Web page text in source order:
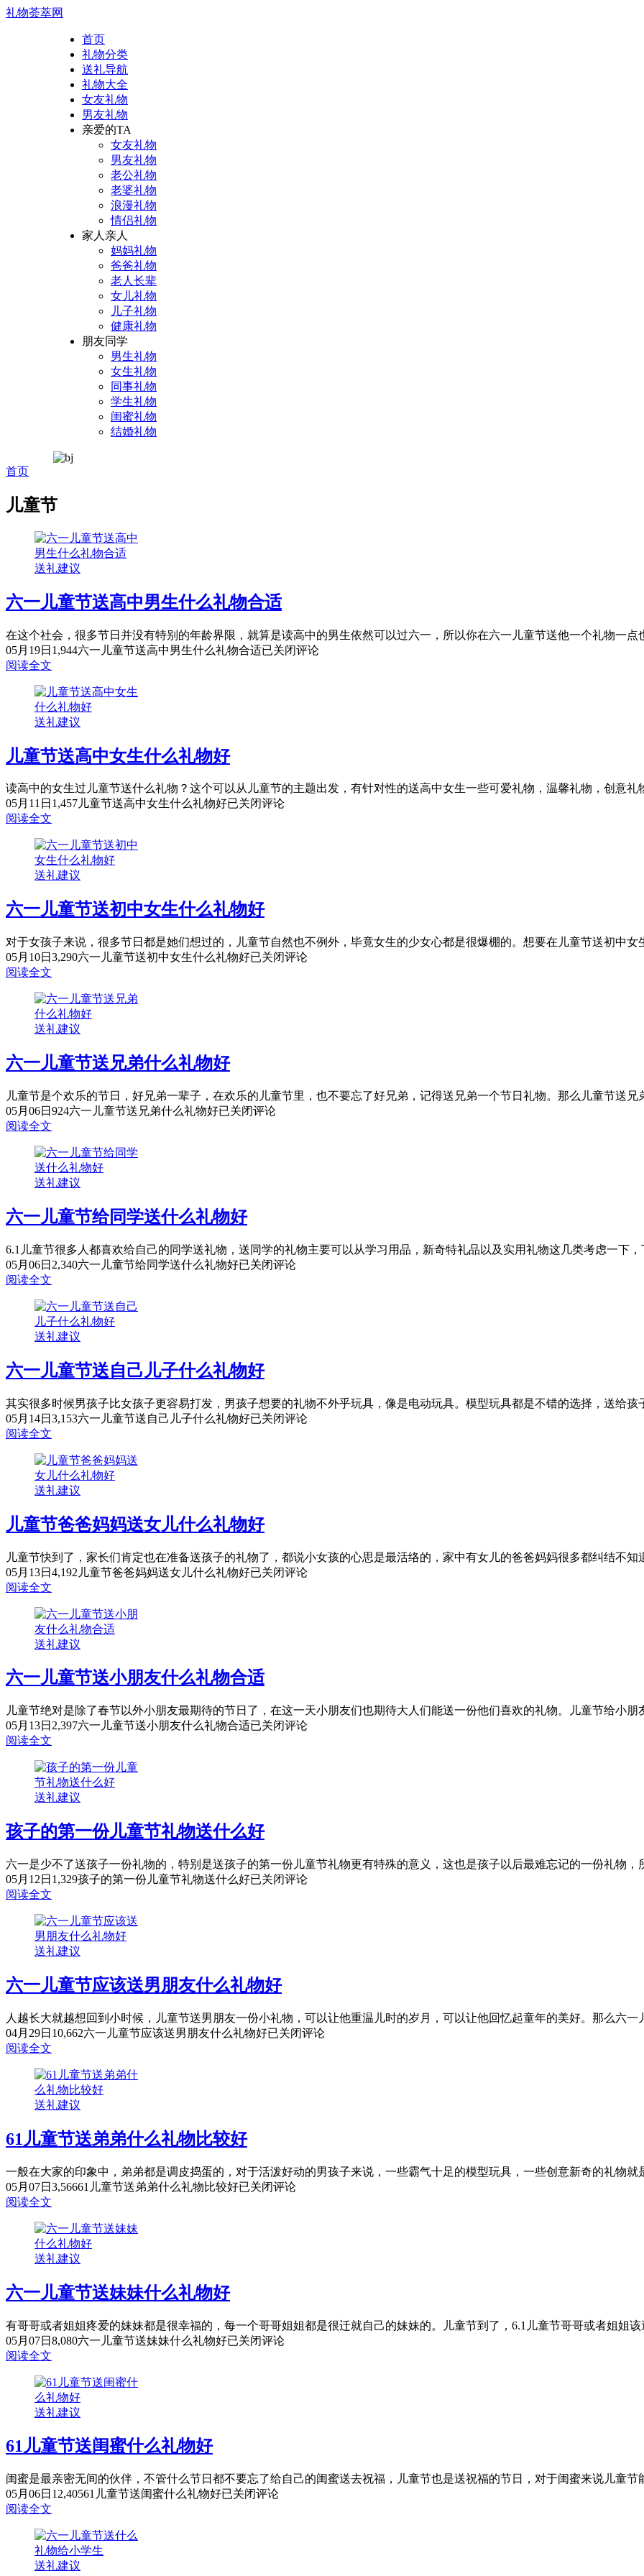
礼物荟萃网
首页
礼物分类
送礼导航
礼物大全
女友礼物
男友礼物
亲爱的TA
女友礼物
男友礼物
老公礼物
老婆礼物
浪漫礼物
情侣礼物
家人亲人
妈妈礼物
爸爸礼物
老人长辈
女儿礼物
儿子礼物
健康礼物
朋友同学
男生礼物
女生礼物
同事礼物
学生礼物
闺蜜礼物
结婚礼物
首页
儿童节
送礼建议
六一儿童节送高中男生什么礼物合适
在这个社会，很多节日并没有特别的年龄界限，就算是读高中的男生依然可以过六一，所以你在六一儿童节送他一个礼物一点
05月19日 1,944六一儿童节送高中男生什么礼物合适已关闭评论
阅读全文
送礼建议
儿童节送高中女生什么礼物好
读高中的女生过儿童节送什么礼物？这个可以从儿童节的主题出发，有针对性的送高中女生一些可爱礼物，温馨礼物，创意礼
05月11日 1,457儿童节送高中女生什么礼物好已关闭评论
阅读全文
送礼建议
六一儿童节送初中女生什么礼物好
对于女孩子来说，很多节日都是她们想过的，儿童节自然也不例外，毕竟女生的少女心都是很爆棚的。想要在儿童节送初中女
05月10日 3,290六一儿童节送初中女生什么礼物好已关闭评论
阅读全文
送礼建议
六一儿童节送兄弟什么礼物好
儿童节是个欢乐的节日，好兄弟一辈子，在欢乐的儿童节里，也不要忘了好兄弟，记得送兄弟一个节日礼物。那么儿童节送兄
05月06日 924六一儿童节送兄弟什么礼物好已关闭评论
阅读全文
送礼建议
六一儿童节给同学送什么礼物好
6.1儿童节很多人都喜欢给自己的同学送礼物，送同学的礼物主要可以从学习用品，新奇特礼品以及实用礼物这几类考虑一下，
05月06日 2,340六一儿童节给同学送什么礼物好已关闭评论
阅读全文
送礼建议
六一儿童节送自己儿子什么礼物好
其实很多时候男孩子比女孩子更容易打发，男孩子想要的礼物不外乎玩具，像是电动玩具。模型玩具都是不错的选择，送给孩
05月14日 3,153六一儿童节送自己儿子什么礼物好已关闭评论
阅读全文
送礼建议
儿童节爸爸妈妈送女儿什么礼物好
儿童节快到了，家长们肯定也在准备送孩子的礼物了，都说小女孩的心思是最活络的，家中有女儿的爸爸妈妈很多都纠结不知
05月13日 4,192 儿童节爸爸妈妈送女儿什么礼物好已关闭评论
阅读全文
送礼建议
六一儿童节送小朋友什么礼物合适
儿童节绝对是除了春节以外小朋友最期待的节日了，在这一天小朋友们也期待大人们能送一份他们喜欢的礼物。儿童节给小朋
05月13日 2,397六一儿童节送小朋友什么礼物合适已关闭评论
阅读全文
送礼建议
孩子的第一份儿童节礼物送什么好
六一是少不了送孩子一份礼物的，特别是送孩子的第一份儿童节礼物更有特殊的意义，这也是孩子以后最难忘记的一份礼物，
05月12日 1,329孩子的第一份儿童节礼物送什么好已关闭评论
阅读全文
送礼建议
六一儿童节应该送男朋友什么礼物好
人越长大就越想回到小时候，儿童节送男朋友一份小礼物，可以让他重温儿时的岁月，可以让他回忆起童年的美好。那么六一
04月29日 10,662六一儿童节应该送男朋友什么礼物好已关闭评论
阅读全文
送礼建议
61儿童节送弟弟什么礼物比较好
一般在大家的印象中，弟弟都是调皮捣蛋的，对于活泼好动的男孩子来说，一些霸气十足的模型玩具，一些创意新奇的礼物就
05月07日 3,56661儿童节送弟弟什么礼物比较好已关闭评论
阅读全文
送礼建议
六一儿童节送妹妹什么礼物好
有哥哥或者姐姐疼爱的妹妹都是很幸福的，每一个哥哥姐姐都是很迁就自己的妹妹的。儿童节到了，6.1儿童节哥哥或者姐姐该
05月07日 8,080六一儿童节送妹妹什么礼物好已关闭评论
阅读全文
送礼建议
61儿童节送闺蜜什么礼物好
闺蜜是最亲密无间的伙伴，不管什么节日都不要忘了给自己的闺蜜送去祝福，儿童节也是送祝福的节日，对于闺蜜来说儿童节
05月06日 12,40561儿童节送闺蜜什么礼物好已关闭评论
阅读全文
送礼建议